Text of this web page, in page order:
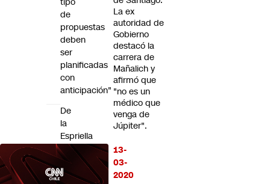
La ex
autoridad de
Gobierno
destacó la
carrera de
Mañalich y
afirmó que
"no es un
médico que
venga de
Júpiter".
13-
03-
2020
de
propuestas
deben
ser
planificadas
con
anticipación"
De
la
Espriella
da
su
primer